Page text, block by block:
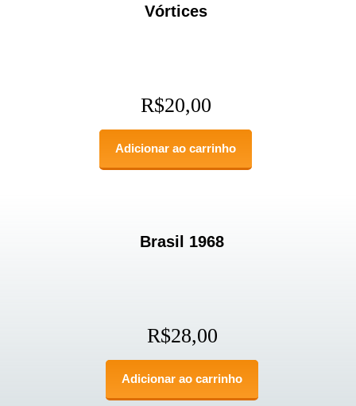
Vórtices
R$20,00
Adicionar ao carrinho
Brasil 1968
R$28,00
Adicionar ao carrinho